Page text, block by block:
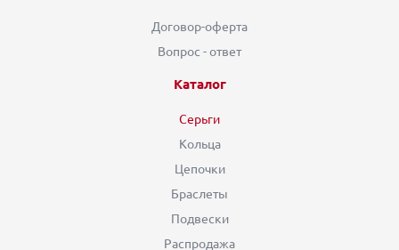
Договор-оферта
Вопрос - ответ
Каталог
Серьги
Кольца
Цепочки
Браслеты
Подвески
Распродажа